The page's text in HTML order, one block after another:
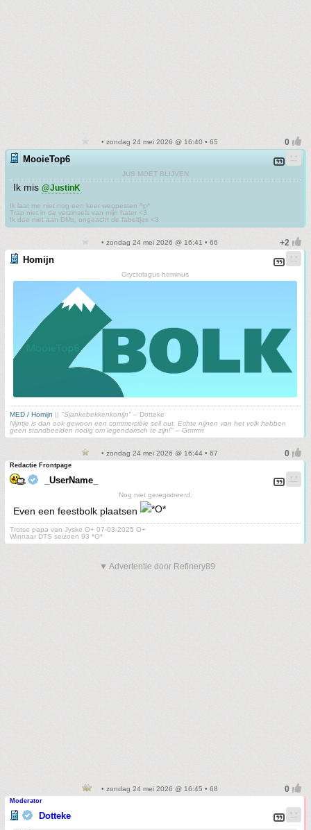
• zondag 24 mei 2026 @ 16:40 • 65
MooieTop6
JUS MOET BLIJVEN
Ik mis @JustinK
Ik laat me niet nog een keer wegpesten ^p^
Trap niet in de verzinsels van mijn hater <3
Ik doe niet aan DMs, ongeacht de fabeltjes <3
• zondag 24 mei 2026 @ 16:41 • 66
Homijn
Oryctolagus hominus
MED / Homijn || "Sjankebekkenkonijn" – Dotteke
Nijntje is dan ook gewoon een commerciële sell out. Echte nijnen van het volk hebben
geen standbeelden nodig om legendarisch te zijn!" – Grrrrrrrr
• zondag 24 mei 2026 @ 16:44 • 67
Redactie Frontpage
_UserName_
Nog niet geregistreerd.
Even een feestbolk plaatsen
Trotse papa van Jyske O+ 07-03-2025 O+
Winnaar DTS seizoen 93 *O*
▼ Advertentie door Refinery89
• zondag 24 mei 2026 @ 16:45 • 68
Moderator
Dotteke